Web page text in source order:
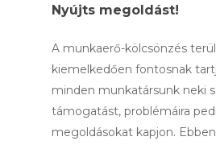
Nyújts megoldást!
A munkaerő-kölcsönzés
kiemelkedően fontosnak
minden munkatársunk neki
támogatást, problémáira
megoldásokat kapjon.